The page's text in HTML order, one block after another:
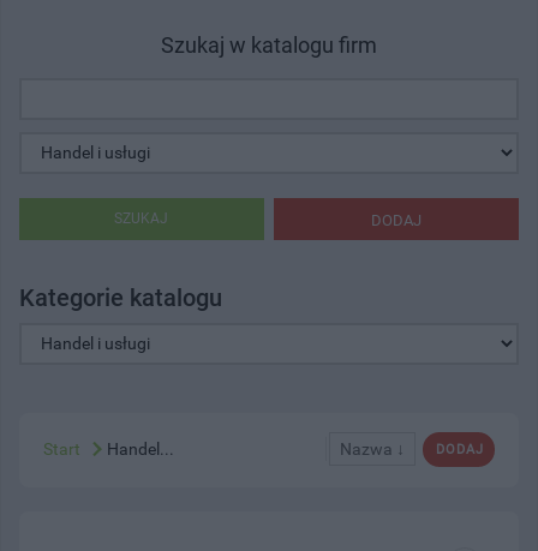
Szukaj w katalogu firm
DODAJ
SZUKAJ
Kategorie katalogu
DODAJ
Nazwa ↓
Start Handel...